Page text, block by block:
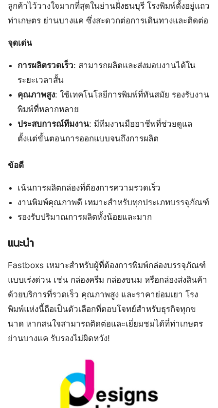
ลูกค้าไว้วางใจมากที่สุดในย่านฝั่งธนบุรี โรงพิมพ์ตั้งอยู่แถว
ท่าเกษตร ย่านบางแค ซึ่งสะดวกต่อการเดินทางและติดต่อ
จุดเด่น
การผลิตรวดเร็ว: สามารถผลิตและส่งมอบงานได้ใน
ระยะเวลาสั้น
คุณภาพสูง: ใช้เทคโนโลยีการพิมพ์ที่ทันสมัย รองรับงาน
พิมพ์ที่หลากหลาย
ประสบการณ์ทีมงาน: มีทีมงานมืออาชีพที่ช่วยดูแล
ตั้งแต่ขั้นตอนการออกแบบจนถึงการผลิต
ข้อดี
เน้นการผลิตกล่องที่ต้องการความรวดเร็ว
งานพิมพ์คุณภาพดี เหมาะสำหรับทุกประเภทบรรจุภัณฑ์
รองรับปริมาณการผลิตทั้งน้อยและมาก
แนะนำ
Fastboxs เหมาะสำหรับผู้ที่ต้องการพิมพ์กล่องบรรจุภัณฑ์
แบบเร่งด่วน เช่น กล่องครีม กล่องขนม หรือกล่องส่งสินค้า
ด้วยบริการที่รวดเร็ว คุณภาพสูง และราคาย่อมเยา โรง
พิมพ์แห่งนี้ถือเป็นตัวเลือกที่ตอบโจทย์สำหรับธุรกิจทุกข
นาด หากสนใจสามารถติดต่อและเยี่ยมชมได้ที่ท่าเกษตร
ย่านบางแค รับรองไม่ผิดหวัง!